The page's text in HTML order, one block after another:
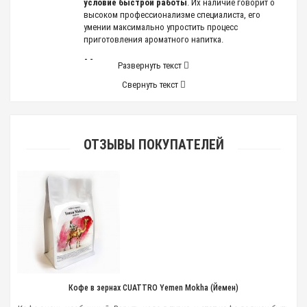
условие быстрой работы. Их наличие говорит о
высоком профессионализме специалиста, его
умении максимально упростить процесс
приготовления ароматного напитка.
Чем дополнить
функциональность
кофемашины, необходимы дополнительные
устройства, позволяющие приготовить напиток по
капучино или латте, необходимы специальные
аксессуары для кофемашин:
Развернуть текст
Свернуть текст
ОТЗЫВЫ ПОКУПАТЕЛЕЙ
Кофе в зернах CUATTRO Yemen Mokha (Йемен)